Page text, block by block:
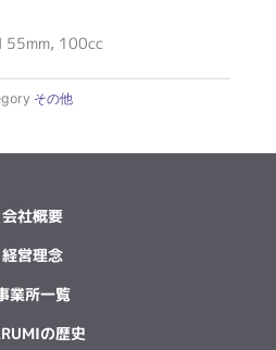
55mm, 100cc
その他
会社概要
経営理念
業所一覧
の歴史